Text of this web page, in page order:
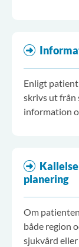
Enligt
skrivs ut från
information
planering
Om
både region
sjukvård